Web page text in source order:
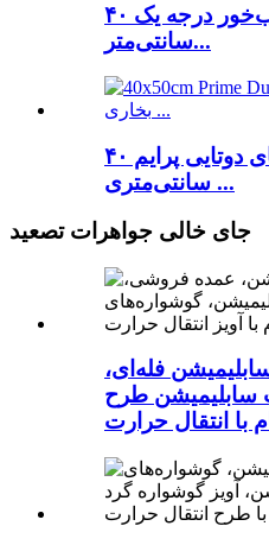
هوش مصنوعی تاب‌خور درجه یک ۴۰x۵۰
سانتی‌متر...
بشقاب‌های دوتایی پرایم ۴۰x۵۰
سانتی‌متری ...
جای خالی جواهرات تصعید
فله‌ای،
سابلیمیشن طرح